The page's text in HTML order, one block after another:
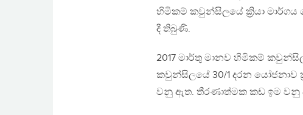
හිමිකම් කවුන්සිලයේ ක්‍රියා මාර්ගය
දී තිබුණි.
2017 මාර්තු මානව හිමිකම්
කවුන්සිලයේ 30/1 දරන යෝජනාව
වනු ඇත. තීරණාත්මක කඩ ඉම වනු